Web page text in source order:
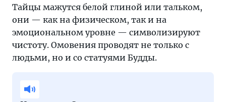
Тайцы мажутся белой глиной или тальком,
они — как на физическом, так и на
эмоциональном уровне — символизируют
чистоту. Омовения проводят не только с
людьми, но и со статуями Будды.